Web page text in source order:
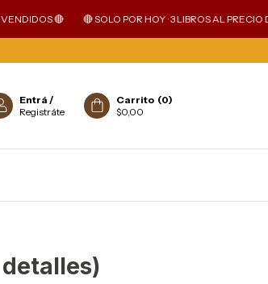
🔴 🔴 SOLO POR HOY · 3 LIBROS AL PRECIO DE 2
Entrá /
Registráte
Carrito (0)
$0,00